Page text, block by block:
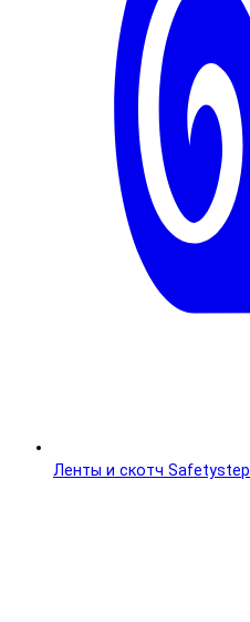
Ленты и скотч Safetystep